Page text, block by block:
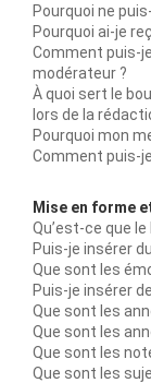
Pourquoi ne
Pourquoi ai-je
Comment puis-
modérateur ?
À quoi sert le
lors de la
Pourquoi mon
Comment puis-
Mise en forme
Qu’est-ce que le
Puis-je insérer
Que sont les
Puis-je insérer
Que sont les
Que sont les
Que sont les
Que sont les